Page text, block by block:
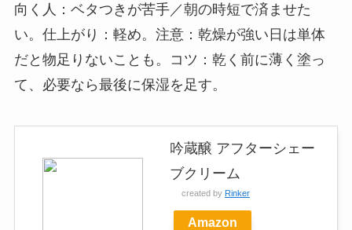
向く人：ベタつきが苦手／朝の時短で済ませた
い。仕上がり：軽め。注意：乾燥が強い日は単体
だと物足りないことも。コツ：乾く前に薄く塗っ
て、必要なら最後に保湿を足す。
吟蔵醸 アフターシェー
ブクリーム
created by Rinker
Amazon